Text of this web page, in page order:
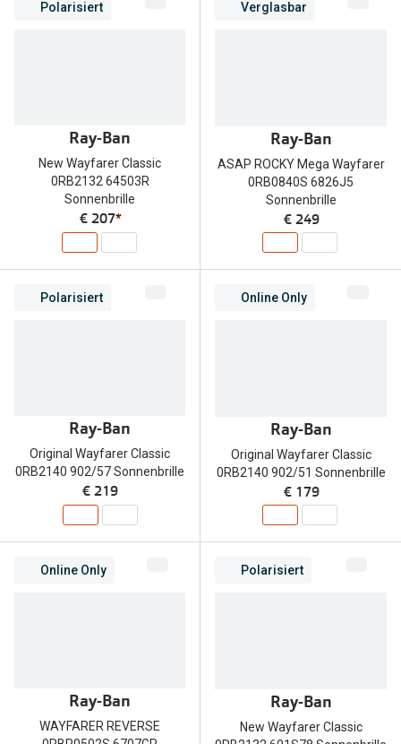
Polarisiert
Ray-Ban
New Wayfarer Classic
0RB2132 64503R
Sonnenbrille
€ 207*
Verglasbar
Ray-Ban
ASAP ROCKY Mega Wayfarer
0RB0840S 6826J5
Sonnenbrille
€ 249
Polarisiert
Ray-Ban
Original Wayfarer Classic
0RB2140 902/57 Sonnenbrille
€ 219
Online Only
Ray-Ban
Original Wayfarer Classic
0RB2140 902/51 Sonnenbrille
€ 179
Online Only
Ray-Ban
WAYFARER REVERSE
Polarisiert
Ray-Ban
New Wayfarer Classic